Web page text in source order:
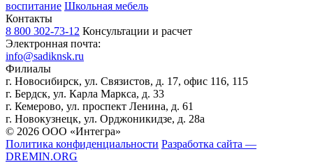
воспитание Школьная мебель
Контакты
8 800 302-73-12 Консультации и расчет
Электронная почта:
info@sadiknsk.ru
Филиалы
г. Новосибирск, ул. Связистов, д. 17, офис 116, 115
г. Бердск, ул. Карла Маркса, д. 33
г. Кемерово, ул. проспект Ленина, д. 61
г. Новокузнецк, ул. ​Орджоникидзе, д. 28а
© 2026 ООО «Интегра»
Политика конфиденциальности Разработка сайта —
DREMIN.ORG